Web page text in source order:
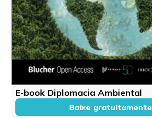
E-book Diplomacia Ambiental
Baixe gratuitamente